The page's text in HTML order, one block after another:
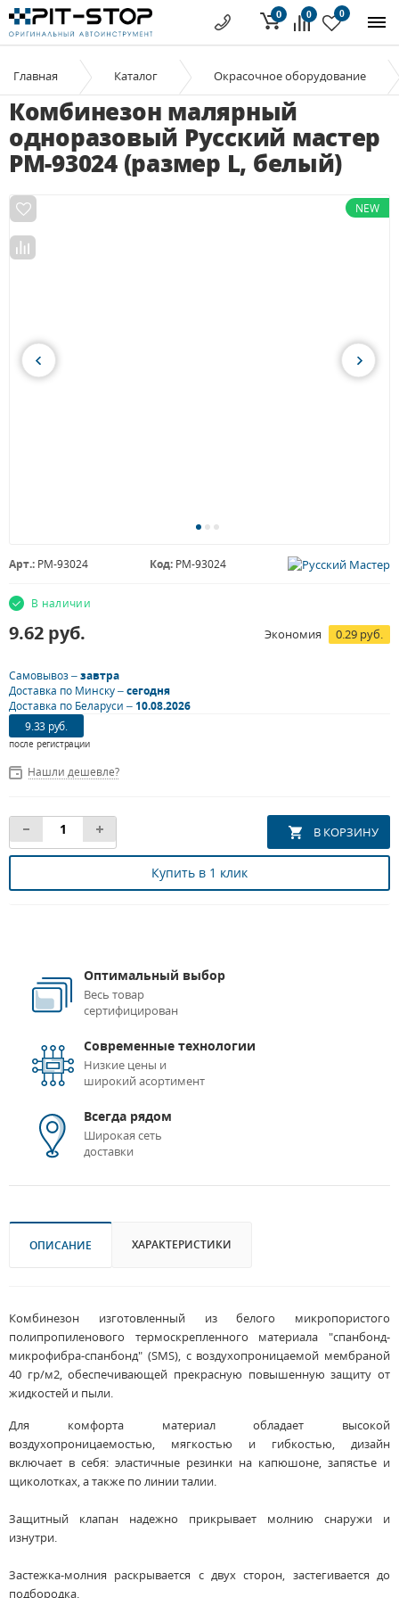
0 0
0
Главная Каталог Окрасочное оборудование
Комбинезон малярный
одноразовый Русский мастер
РМ-93024 (размер L, белый)
NEW
Арт.: РМ-93024 Код: РМ-93024
В наличии
9.62 руб. Экономия 0.29 руб.
Самовывоз –завтра
Доставка по Минску –сегодня
Доставка по Беларуси –10.08.2026
9.33 руб.
после регистрации
Нашли дешевле?
Купить в 1 клик
Оптимальный выбор
Весь товар
сертифицирован
Современные технологии
Низкие цены и
широкий асортимент
Всегда рядом
Широкая сеть
доставки
ОПИСАНИЕ ХАРАКТЕРИСТИКИ
Комбинезон изготовленный из белого микропористого
полипропиленового термоскрепленного материала "спанбонд-
микрофибра-спанбонд" (SMS), с воздухопроницаемой мембраной
40 гр/м2, обеспечивающей прекрасную повышенную защиту от
жидкостей и пыли.
Для комфорта материал обладает высокой
воздухопроницаемостью, мягкостью и гибкостью, дизайн
включает в себя: эластичные резинки на капюшоне, запястье и
щиколотках, а также по линии талии.
Защитный клапан надежно прикрывает молнию снаружи и
изнутри.
Застежка-молния раскрывается с двух сторон, застегивается до
подбородка.